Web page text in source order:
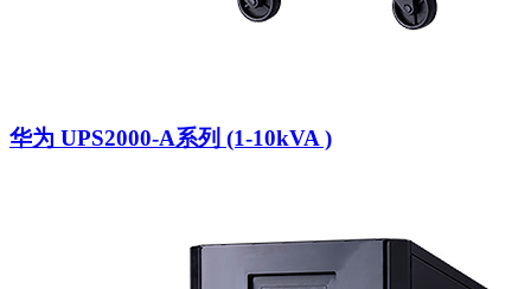
华为 UPS2000-A系列 (1-10kVA )